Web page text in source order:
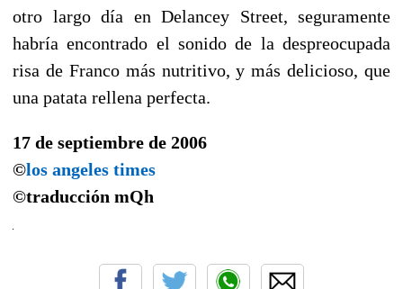
otro largo día en Delancey Street, seguramente
habría encontrado el sonido de la despreocupada
risa de Franco más nutritivo, y más delicioso, que
una patata rellena perfecta.
17 de septiembre de 2006
©los angeles times
©traducción mQh